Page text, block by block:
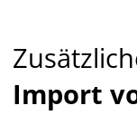
Import